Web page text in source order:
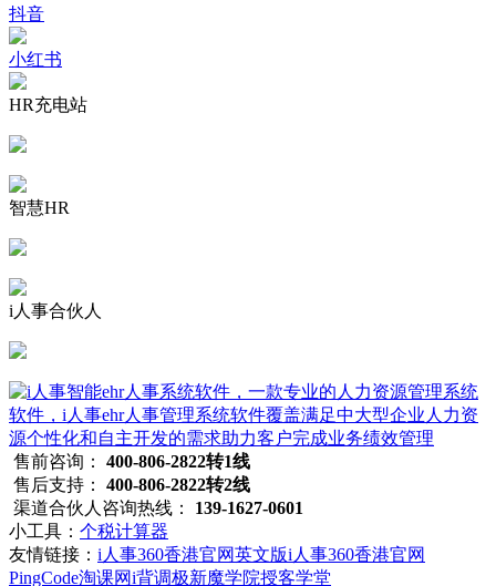
抖音
小红书
HR充电站
智慧HR
i人事合伙人
售前咨询：
400-806-2822转1线
售后支持：
400-806-2822转2线
渠道合伙人咨询热线：
139-1627-0601
小工具： 个税计算器
友情链接： i人事360香港官网英文版i人事360香港官网
PingCode淘课网i背调极新魔学院授客学堂